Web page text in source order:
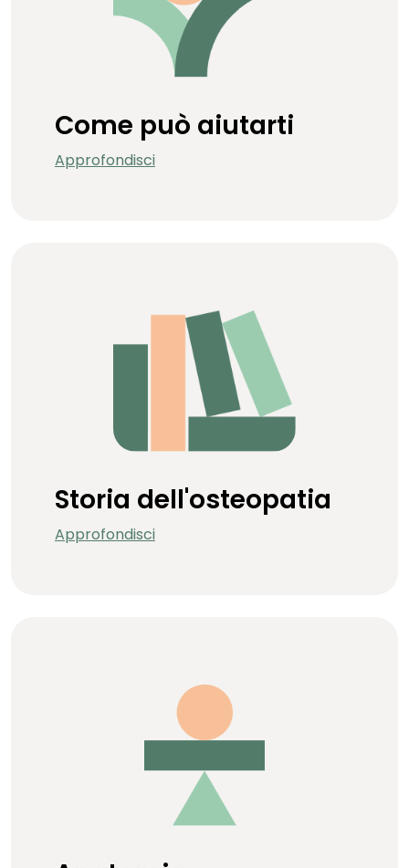
Come può aiutarti
Approfondisci
Storia dell'osteopatia
Approfondisci